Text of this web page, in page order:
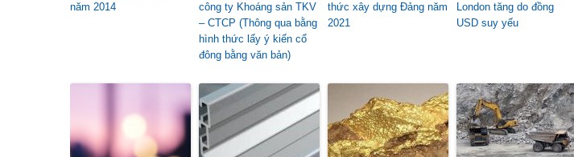
năm 2014
công ty Khoáng sản TKV
– CTCP (Thông qua bằng
hình thức lấy ý kiến cổ
đông bằng văn bản)
thức xây dựng Đảng năm
2021
London tăng do đồng
USD suy yếu